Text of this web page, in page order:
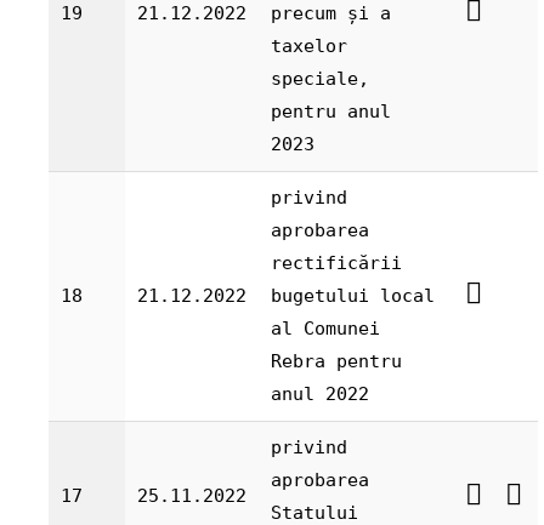
19 21.12.2022
precum și a
taxelor
speciale,
pentru anul
2023
18 21.12.2022
privind
aprobarea
rectificării
bugetului local
al Comunei
Rebra pentru
anul 2022
17 25.11.2022
privind
aprobarea
Statului